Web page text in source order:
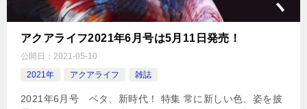
アクアライフ2021年6月号は5月11日発売！
公開日： 2021-05-10
2021年
アクアライフ 雑誌
2021年6月号 ベタ、新時代！ 特集 常に新しい色、姿を披